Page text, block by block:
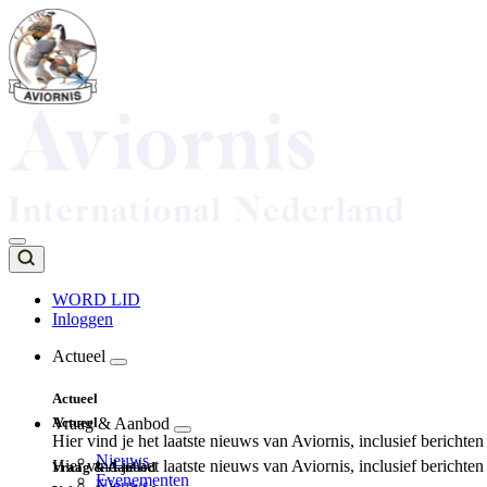
Overslaan
en
naar
de
inhoud
Top
navigation
WORD LID
Inloggen
navigation
Actueel
Actueel
Hier vind je het laatste nieuws van Aviornis, inclusief
Nieuws
Evenementen
Actueel
Hier vind je het laatste nieuws van Aviornis, inclusief
Vraag & Aanbod
Vraag & Aanbod